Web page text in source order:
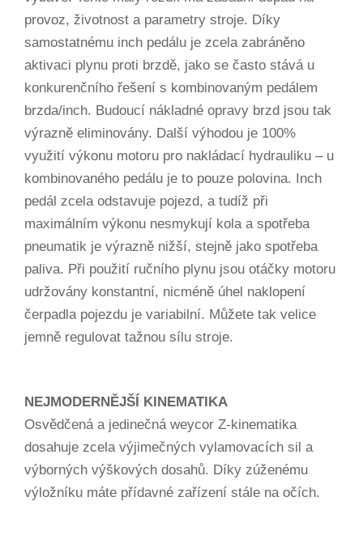
provoz, životnost a parametry stroje. Díky
samostatnému inch pedálu je zcela zabráněno
aktivaci plynu proti brzdě, jako se často stává u
konkurenčního řešení s kombinovaným pedálem
brzda/inch. Budoucí nákladné opravy brzd jsou tak
výrazně eliminovány. Další výhodou je 100%
využití výkonu motoru pro nakládací hydrauliku – u
kombinovaného pedálu je to pouze polovina. Inch
pedál zcela odstavuje pojezd, a tudíž při
maximálním výkonu nesmykují kola a spotřeba
pneumatik je výrazně nižší, stejně jako spotřeba
paliva. Při použití ručního plynu jsou otáčky motoru
udržovány konstantní, nicméně úhel naklopení
čerpadla pojezdu je variabilní. Můžete tak velice
jemně regulovat tažnou sílu stroje.
NEJMODERNĚJŠÍ KINEMATIKA
Osvědčená a jedinečná weycor Z-kinematika
dosahuje zcela výjimečných vylamovacích sil a
výborných výškových dosahů. Díky zúženému
výložníku máte přídavné zařízení stále na očích.